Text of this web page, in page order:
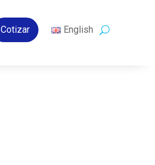
Cotizar English